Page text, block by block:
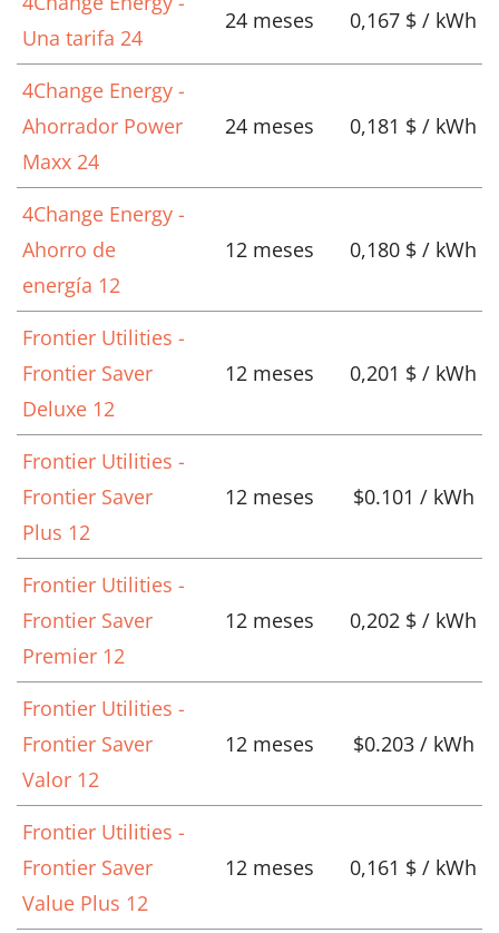
Una tarifa 24
24 meses 0,167 $ / kWh
4Change Energy -
Ahorrador Power
Maxx 24
24 meses 0,181 $ / kWh
4Change Energy -
Ahorro de
energía 12
12 meses 0,180 $ / kWh
Frontier Utilities -
Frontier Saver
Deluxe 12
12 meses 0,201 $ / kWh
Frontier Utilities -
Frontier Saver
Plus 12
12 meses $0.101 / kWh
Frontier Utilities -
Frontier Saver
Premier 12
12 meses 0,202 $ / kWh
Frontier Utilities -
Frontier Saver
Valor 12
12 meses $0.203 / kWh
Frontier Utilities -
Frontier Saver
Value Plus 12
12 meses 0,161 $ / kWh